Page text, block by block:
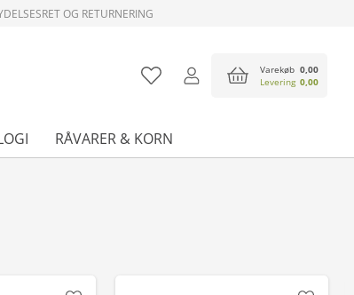
OG RETURNERING
Varekøb 0,00
Levering 0,00
RÅVARER & KORN